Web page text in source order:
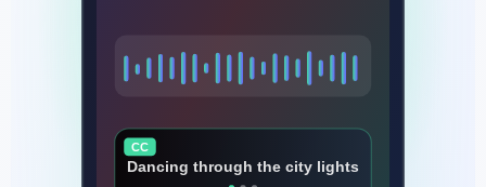
CC
Every beat that makes us rise